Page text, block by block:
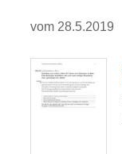
vom 28.5.2019